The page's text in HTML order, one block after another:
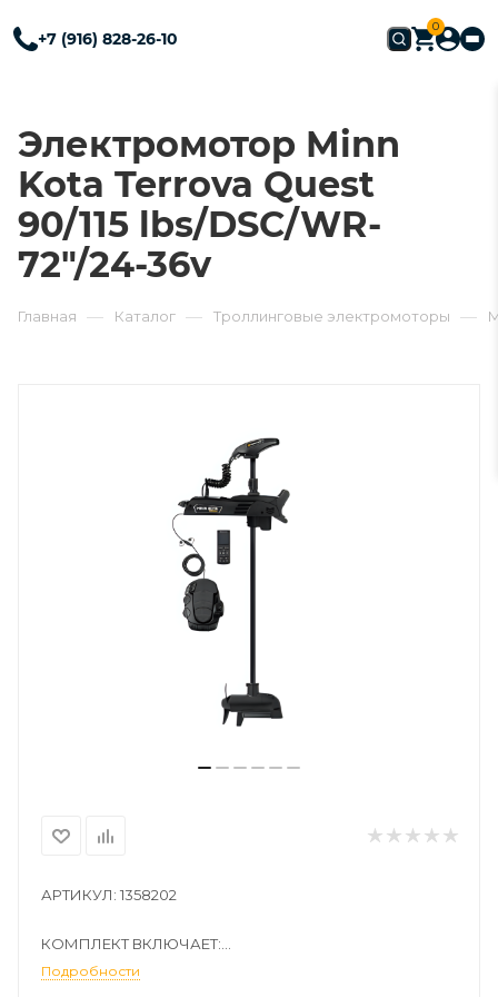
+7 (916) 828-26-10
0
Электромотор Minn
Kota Terrova Quest
90/115 lbs/DSC/WR-
72"/24-36v
Главная — Каталог — Троллинговые электромоторы —
АРТИКУЛ: 1358202
КОМПЛЕКТ ВКЛЮЧАЕТ:
Подробности